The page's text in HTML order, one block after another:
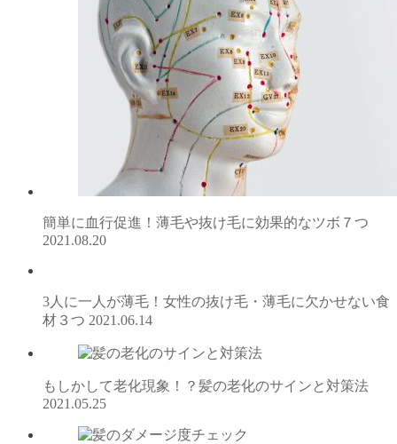
簡単に血行促進！薄毛や抜け毛に効果的なツボ７つ
2021.08.20
3人に一人が薄毛！女性の抜け毛・薄毛に欠かせない食
材３つ 2021.06.14
もしかして老化現象！？髪の老化のサインと対策法
2021.05.25